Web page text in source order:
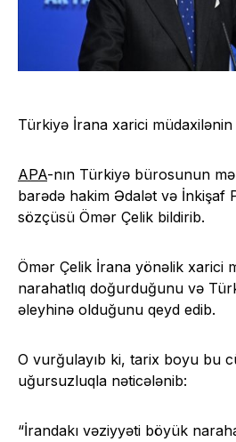
Türkiyə İrana xarici müdaxilənin
APA-nın Türkiyə bürosunun
barədə hakim Ədalət və İnkişaf
sözçüsü Ömər Çelik bildirib.
Ömər Çelik İrana yönəlik xarici
narahatlıq doğurduğunu və
əleyhinə olduğunu qeyd edib.
O vurğulayıb ki, tarix boyu bu
uğursuzluqla nəticələnib:
“İrandakı vəziyyəti böyük